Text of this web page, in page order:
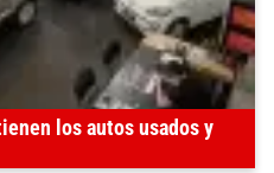
los autos usados y